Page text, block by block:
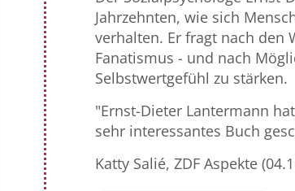
Jahrzehnten, wie sich
verhalten. Er fragt nach den
Fanatismus - und nach
Selbstwertgefühl zu stärken.
"Ernst-Dieter Lantermann
sehr interessantes Buch
Katty Salié, ZDF Aspekte